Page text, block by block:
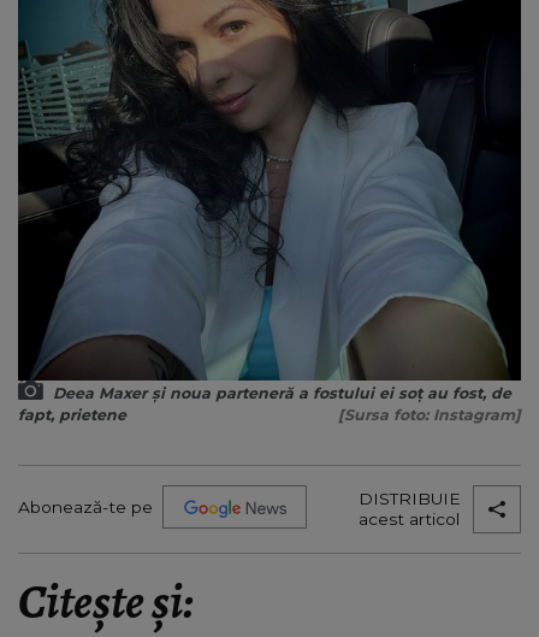
Deea Maxer și noua parteneră a fostului ei soț au fost, de
fapt, prietene
[Sursa foto: Instagram]
Abonează-te pe
DISTRIBUIE
acest articol
Citește și: